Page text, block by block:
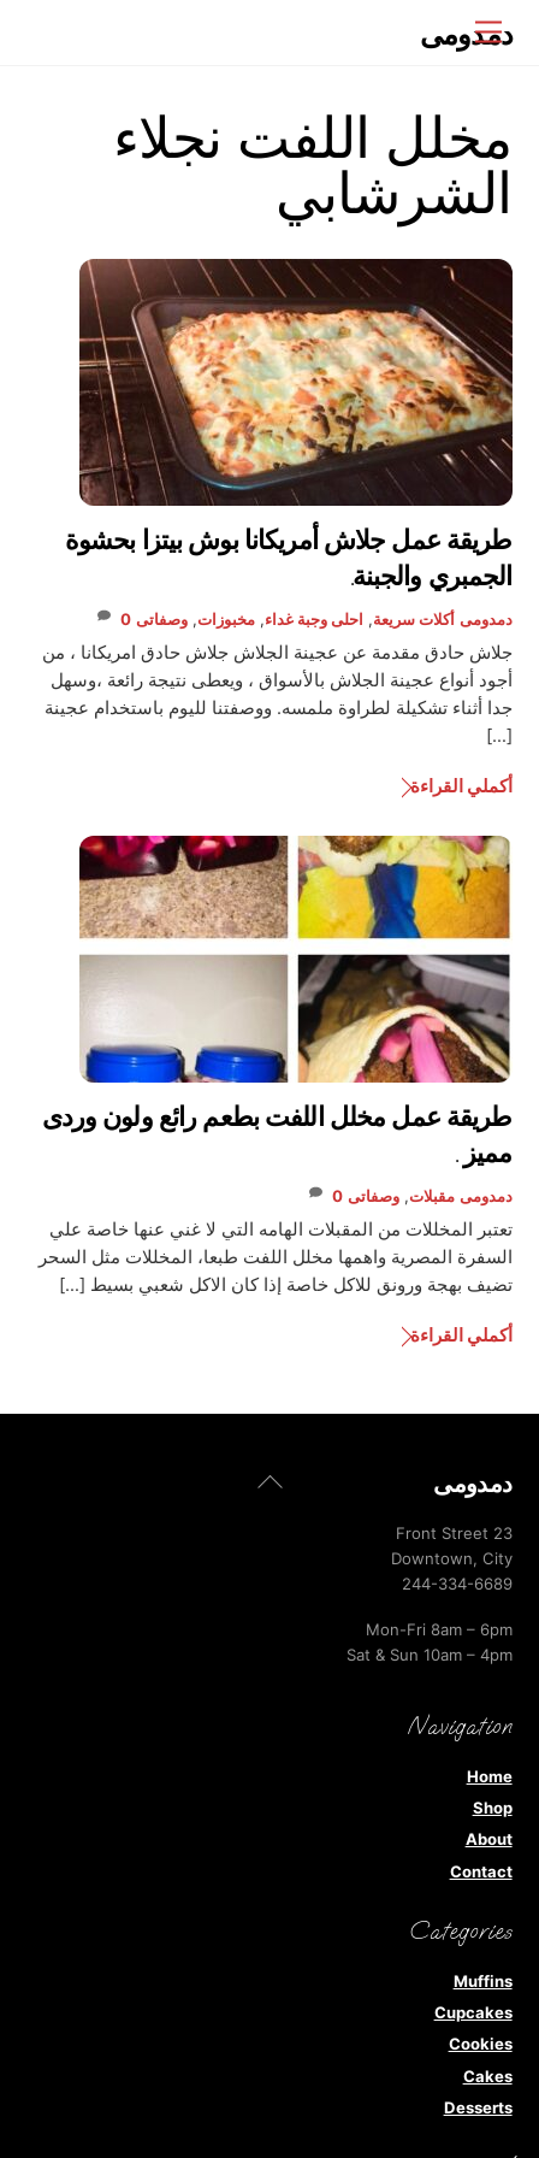
Menu
دمدومى
مخلل اللفت نجلاء
الشرشابي
طريقة عمل جلاش أمريكانا بوش بيتزا بحشوة
الجمبري والجبنة.
دمدومى أكلات سريعة, احلى وجبة غداء,مخبوزات,وصفاتى 0
جلاش حادق مقدمة عن عجينة الجلاش جلاش حادق امريكانا ، من
أجود أنواع عجينة الجلاش بالأسواق ، ويعطى نتيجة رائعة ،وسهل
جدا أثناء تشكيلة لطراوة ملمسه. ووصفتنا لليوم باستخدام عجينة
[…]
أكملي القراءة
طريقة عمل مخلل اللفت بطعم رائع ولون وردى
مميز .
دمدومى مقبلات,وصفاتى 0
تعتبر المخللات من المقبلات الهامه التي لا غني عنها خاصة علي
السفرة المصرية واهمها مخلل اللفت طبعا، المخللات مثل السحر
تضيف بهجة ورونق للاكل خاصة إذا كان الاكل شعبي بسيط […]
أكملي القراءة
Back
دمدومى
23 Front Street
Downtown, City
244-334-6689
Mon-Fri 8am – 6pm
Sat & Sun 10am – 4pm
Navigation
Home
Shop
About
Contact
Categories
Muffins
Cupcakes
Cookies
Cakes
Desserts